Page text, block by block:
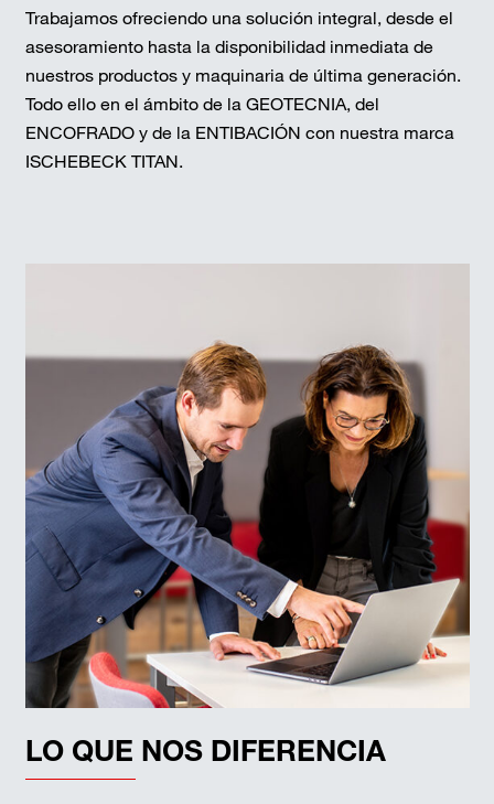
Trabajamos ofreciendo una solución integral, desde el
asesoramiento hasta la disponibilidad inmediata de
nuestros productos y maquinaria de última generación.
Todo ello en el ámbito de la GEOTECNIA, del
ENCOFRADO y de la ENTIBACIÓN con nuestra marca
ISCHEBECK TITAN.
LO QUE NOS DIFERENCIA